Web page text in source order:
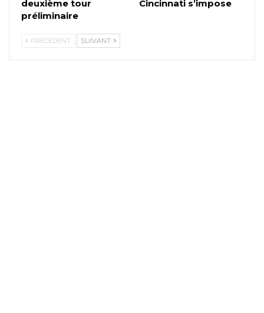
deuxième tour
préliminaire
Cincinnati s’impose
PRÉCÉDENT SUIVANT